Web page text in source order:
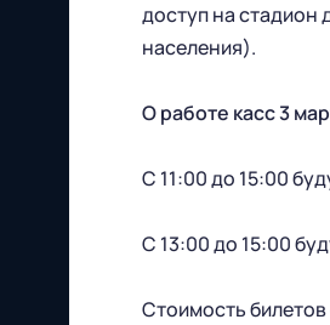
доступ на
населения).
О работе касс 3
С 11:00 до 15:00
С 13:00 до 15:00
Стоимость
"Нижний Новгород" 2026